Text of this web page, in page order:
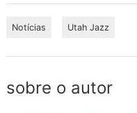
Notícias Utah Jazz
sobre o autor